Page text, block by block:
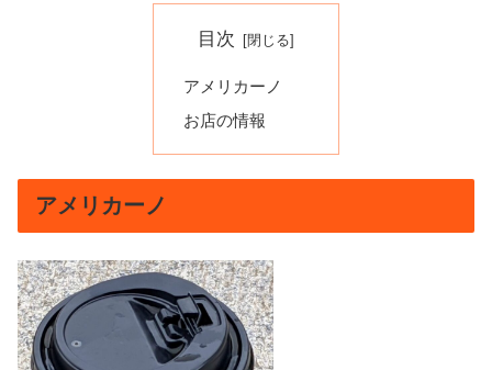
目次
アメリカーノ
お店の情報
アメリカーノ